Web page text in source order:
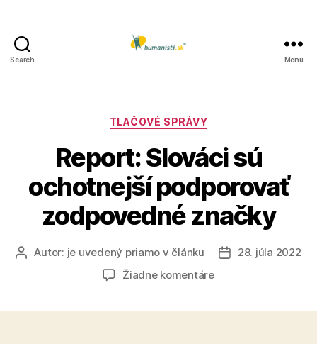
Search Menu
Kategórie
TLAČOVÉ SPRÁVY
Report: Slováci sú
ochotnejší podporovať
zodpovedné značky
AutorAutor: je uvedený priamo v článku
Dátum
28. júla 2022
Žiadne komentárena